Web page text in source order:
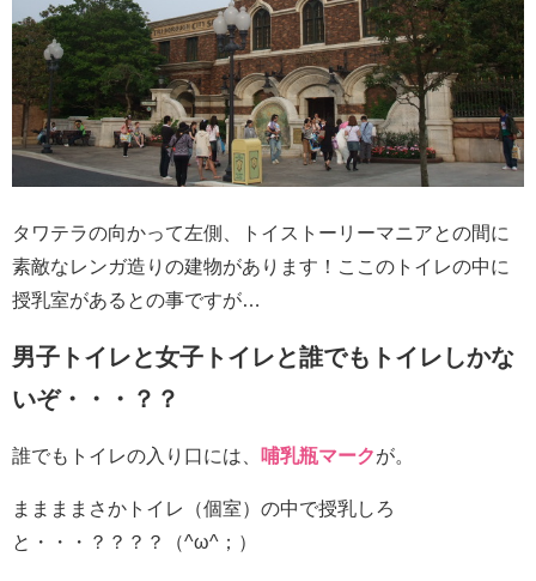
タワテラの向かって左側、トイストーリーマニアとの間に
素敵なレンガ造りの建物があります！ここのトイレの中に
授乳室があるとの事ですが…
男子トイレと女子トイレと誰でもトイレしかな
いぞ・・・？？
誰でもトイレの入り口には、 哺乳瓶マークが。
ままままさかトイレ（個室）の中で授乳しろ
と・・・？？？？（^ω^；）